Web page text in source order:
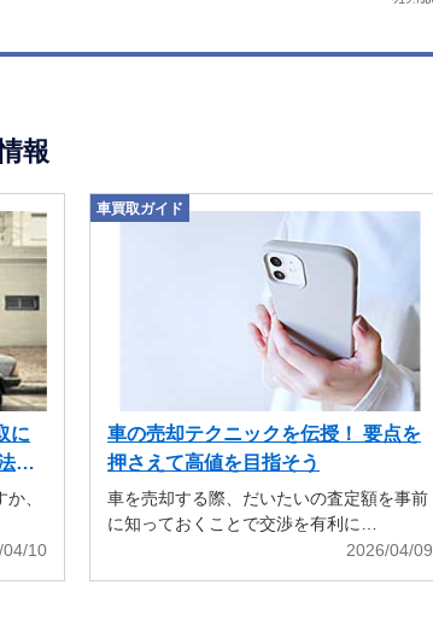
報
に
も
、
10
車買取ガイド
車の売却テクニックを伝授！ 要点を
押さえて高値を目指そう
車を売却する際、だいたいの査定額を事前
に知っておくことで交渉を有利に…
2026/04/09